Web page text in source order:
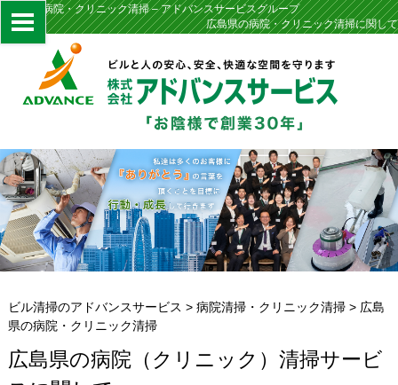
広島県の病院・クリニック清掃 – アドバンスサービスグループ
広島県の病院・クリニック清掃に関して
ビル清掃のアドバンスサービス > 病院清掃・クリニック清掃> 広島
県の病院・クリニック清掃
広島県の病院（クリニック）清掃サービ